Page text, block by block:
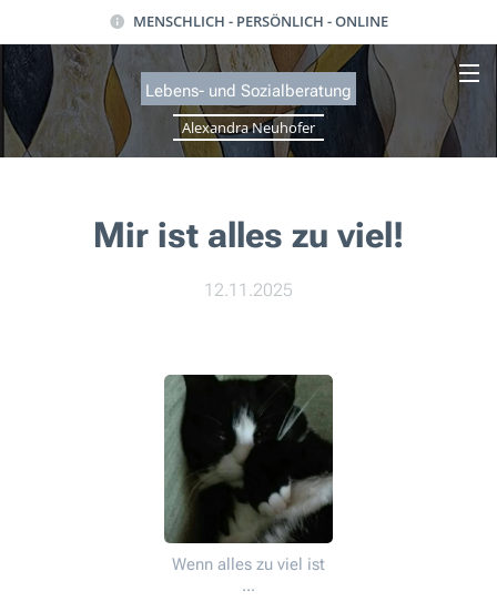
MENSCHLICH - PERSÖNLICH - ONLINE
Lebens- und Sozialberatung
Alexandra Neuhofer
Mir ist alles zu viel!
12.11.2025
Wenn alles zu viel ist
...